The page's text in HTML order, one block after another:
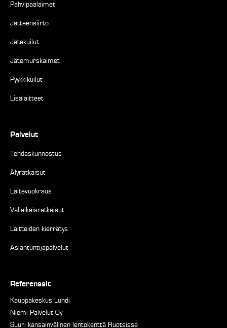
Pahvipaalaimet
Jätteensiirto
Jätekuilut
Jätemurskaimet
Pyykkikuilut
Lisälaitteet
Palvelut
Tehdaskunnostus
Älyratkaisut
Laitevuokraus
Väliaikaisratkaisut
Laitteiden kierrätys
Asiantuntijapalvelut
Referenssit
Kauppakeskus Lundi
Niemi Palvelut Oy
Suuri kansainvälinen lentokenttä Ruotsissa